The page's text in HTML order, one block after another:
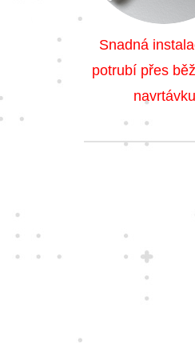
Snadná
potrubí přes
navrtávku